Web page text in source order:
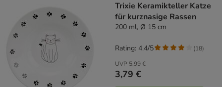
Trixie Keramikteller Katze
für kurznasige Rassen
200 ml, Ø 15 cm
UVP 5,99 €
3,79 €
Rating: 4.4/5 (18)